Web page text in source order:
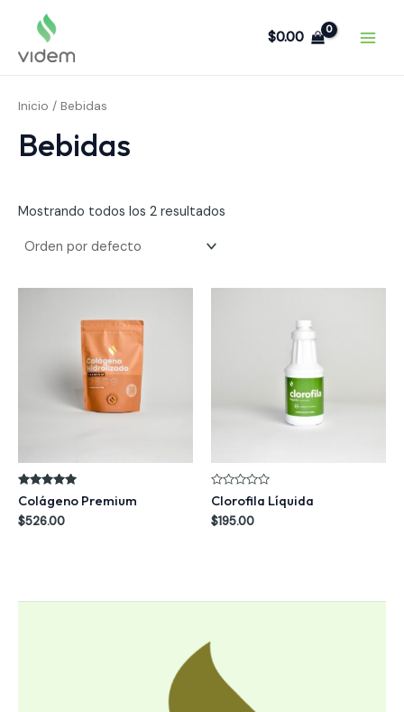
contenido
$0.00
Inicio / Bebidas
Bebidas
Mostrando todos los 2 resultados
Valorado en
5.00
de 5
Colágeno Premium
$526.00
Valorado
en
0
de
Clorofila Líquida
$195.00